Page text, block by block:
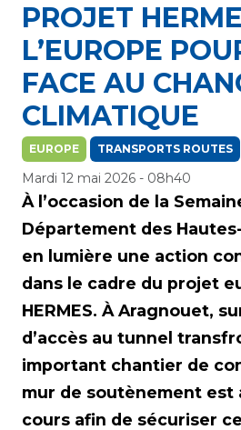
PROJET
L’EUROPE
FACE AU
CLIMATIQUE
EUROPE TRANSPORTS ROUTES
Mardi 12 mai 2026 - 08h40
À l’occasion de la
Département des
en lumière une action
dans le cadre du projet
HERMES. À Aragnouet,
d’accès au tunnel
important chantier de
mur de soutènement est
cours afin de sécuriser